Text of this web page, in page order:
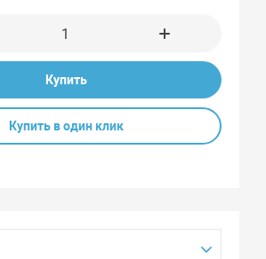
Купить
Купить в один клик